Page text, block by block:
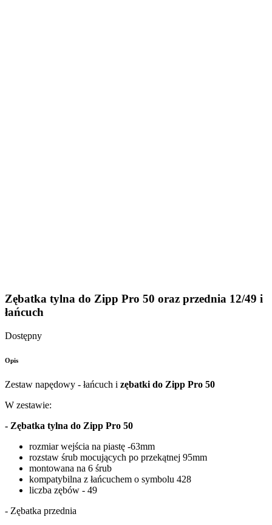
Zębatka tylna do Zipp Pro 50 oraz przednia 12/49 i
łańcuch
Dostępny
Opis
Zestaw napędowy - łańcuch i zębatki do Zipp Pro 50
W zestawie:
- Zębatka tylna do Zipp Pro 50
rozmiar wejścia na piastę -63mm
rozstaw śrub mocujących po przekątnej 95mm
montowana na 6 śrub
kompatybilna z łańcuchem o symbolu 428
liczba zębów - 49
- Zębatka przednia